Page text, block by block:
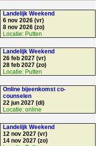
Landelijk Weekend
6 nov 2026 (vr)
8 nov 2026 (zo)
Locatie: Putten
Landelijk Weekend
26 feb 2027 (vr)
28 feb 2027 (zo)
Locatie: Putten
Online bijeenkomst co-
counselen
22 jun 2027 (di)
Locatie: online
Landelijk Weekend
12 nov 2027 (vr)
14 nov 2027 (zo)